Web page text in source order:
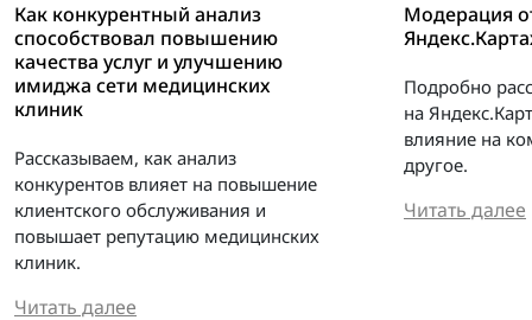
Как конкурентный анализ
способствовал повышению
качества услуг и улучшению
имиджа сети медицинских
клиник
Рассказываем, как анализ
конкурентов влияет на повышение
клиентского обслуживания и
повышает репутацию медицинских
клиник.
Читать далее
Модерация
Подробно
на
влияние на
другое.
Читать далее